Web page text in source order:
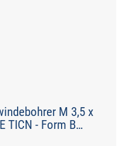
M 3,5 x
TICN - Form B